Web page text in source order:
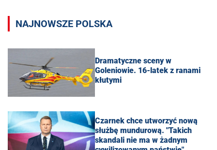
NAJNOWSZE POLSKA
Dramatyczne sceny w
Goleniowie. 16-latek z ranami
kłutymi
Czarnek chce utworzyć nową
służbę mundurową. "Takich
skandali nie ma w żadnym